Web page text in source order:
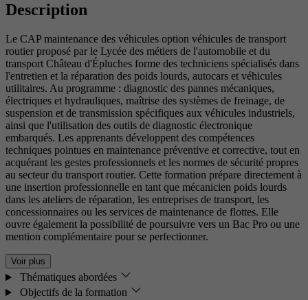
Description
Le CAP maintenance des véhicules option véhicules de transport
routier proposé par le Lycée des métiers de l'automobile et du
transport Château d'Épluches forme des techniciens spécialisés dans
l'entretien et la réparation des poids lourds, autocars et véhicules
utilitaires. Au programme : diagnostic des pannes mécaniques,
électriques et hydrauliques, maîtrise des systèmes de freinage, de
suspension et de transmission spécifiques aux véhicules industriels,
ainsi que l'utilisation des outils de diagnostic électronique
embarqués. Les apprenants développent des compétences
techniques pointues en maintenance préventive et corrective, tout en
acquérant les gestes professionnels et les normes de sécurité propres
au secteur du transport routier. Cette formation prépare directement à
une insertion professionnelle en tant que mécanicien poids lourds
dans les ateliers de réparation, les entreprises de transport, les
concessionnaires ou les services de maintenance de flottes. Elle
ouvre également la possibilité de poursuivre vers un Bac Pro ou une
mention complémentaire pour se perfectionner.
Voir plus
Thématiques abordées
Objectifs de la formation